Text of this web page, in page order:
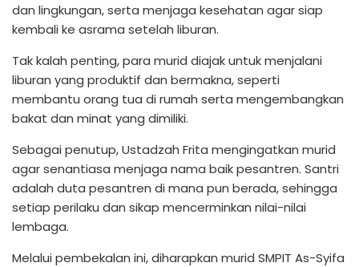
dan lingkungan, serta menjaga kesehatan agar siap
kembali ke asrama setelah liburan.
Tak kalah penting, para murid diajak untuk menjalani
liburan yang produktif dan bermakna, seperti
membantu orang tua di rumah serta mengembangkan
bakat dan minat yang dimiliki.
Sebagai penutup, Ustadzah Frita mengingatkan murid
agar senantiasa menjaga nama baik pesantren. Santri
adalah duta pesantren di mana pun berada, sehingga
setiap perilaku dan sikap mencerminkan nilai-nilai
lembaga.
Melalui pembekalan ini, diharapkan murid SMPIT As-Syifa